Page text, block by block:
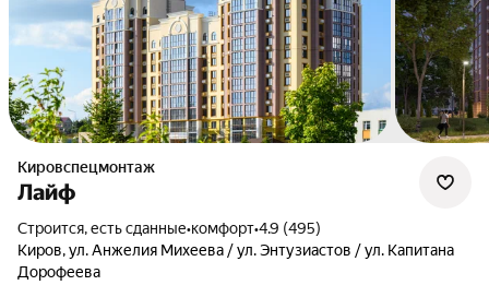
Кировспецмонтаж
Лайф
Строится, есть сданные•комфорт•4.9 (495)
Киров, ул. Анжелия Михеева / ул. Энтузиастов / ул. Капитана
Дорофеева